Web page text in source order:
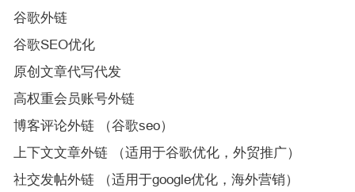
谷歌外链
谷歌SEO优化
原创文章代写代发
高权重会员账号外链
博客评论外链 （谷歌seo）
上下文文章外链 （适用于谷歌优化，外贸推广）
社交发帖外链 （适用于google优化，海外营销）